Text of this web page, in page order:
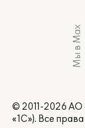
Мы в Max
© 2011-2026 АО
«1С»). Все